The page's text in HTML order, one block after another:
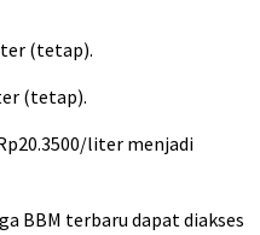
(tetap).
(tetap).
liter menjadi
BBM terbaru dapat diakses